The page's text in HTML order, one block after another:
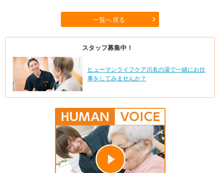
一覧へ戻る
スタッフ募集中！
ヒューマンライフケア川名の湯で一緒にお仕
事をしてみませんか？